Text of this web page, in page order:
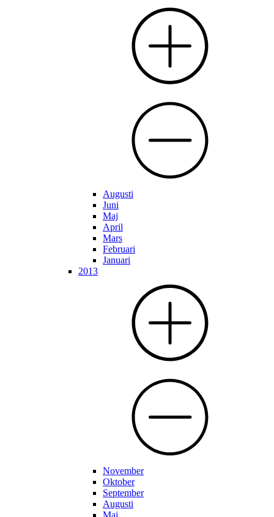
Augusti
Juni
Maj
April
Mars
Februari
Januari
2013
November
Oktober
September
Augusti
Maj